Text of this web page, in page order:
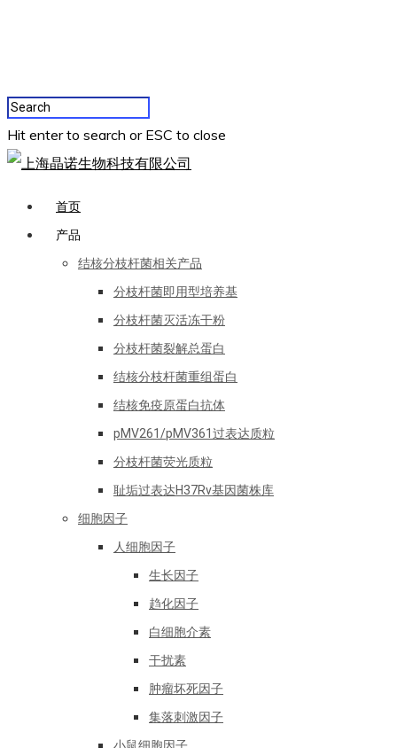
Hit enter to search or ESC to close
首页
产品
结核分枝杆菌相关产品
分枝杆菌即用型培养基
分枝杆菌灭活冻干粉
分枝杆菌裂解总蛋白
结核分枝杆菌重组蛋白
结核免疫原蛋白抗体
pMV261/pMV361过表达质粒
分枝杆菌荧光质粒
耻垢过表达H37Rv基因菌株库
细胞因子
人细胞因子
生长因子
趋化因子
白细胞介素
干扰素
肿瘤坏死因子
集落刺激因子